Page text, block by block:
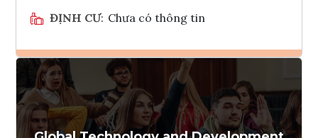
ĐỊNH CƯ: Chưa có thông tin
Ghi danh
Tham vấn Interlink